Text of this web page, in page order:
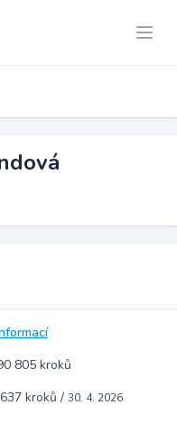
805 kroků
kroků / 30. 4. 2026